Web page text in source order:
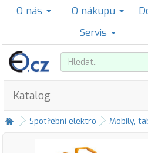
O nás O nákupu
Servis
Katalog
Spotřební elektro Mobily,